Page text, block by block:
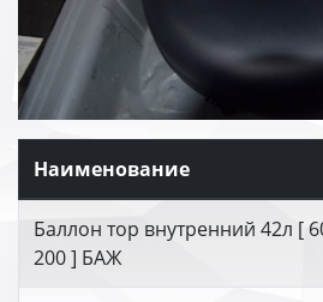
Наименование
Баллон тор внутренний 42л [
200 ] БАЖ